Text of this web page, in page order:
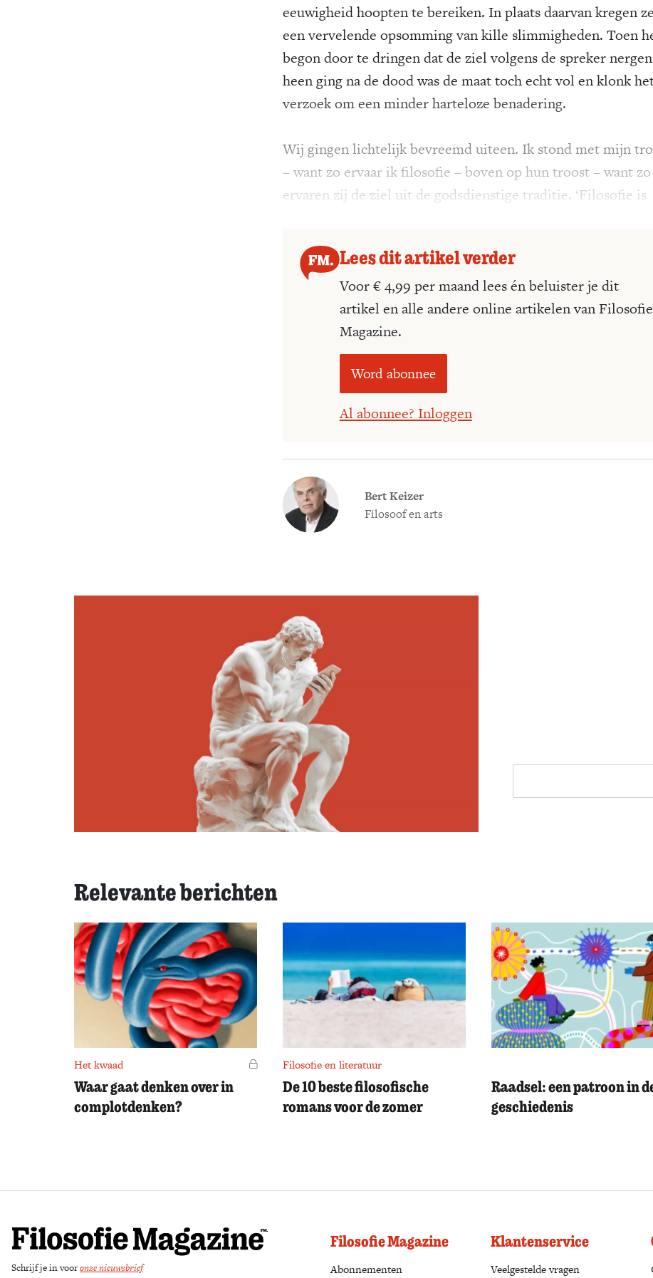
eeuwigheid hoopten te bereiken. In plaats daarvan kregen ze
een vervelende opsomming van kille slimmigheden. Toen
begon door te dringen dat de ziel volgens de spreker
heen ging na de dood was de maat toch echt vol en klonk
verzoek om een minder harteloze benadering.
Wij gingen lichtelijk bevreemd uiteen. Ik stond met mijn
– want zo ervaar ik filosofie – boven op hun troost – want zo
ervaren zij de ziel uit de godsdienstige traditie. ‘Filosofie is
Lees dit artikel verder
Voor € 4,99 per maand lees én beluister je dit
artikel en alle andere online artikelen van Filosofie
Magazine.
Word abonnee
Al abonnee? Inloggen
Bert Keizer
Filosoof en arts
Relevante berichten
Het kwaad Voor leden
Waar gaat denken over in
complotdenken?
Filosofie en literatuur
De 10 beste filosofische
romans voor de zomer
Raadsel: een patroon in
geschiedenis
Schrijf je in vooronze nieuwsbrief
Filosofie Magazine
Abonnementen (opens in a new tab)
Klantenservice
Veelgestelde vragen